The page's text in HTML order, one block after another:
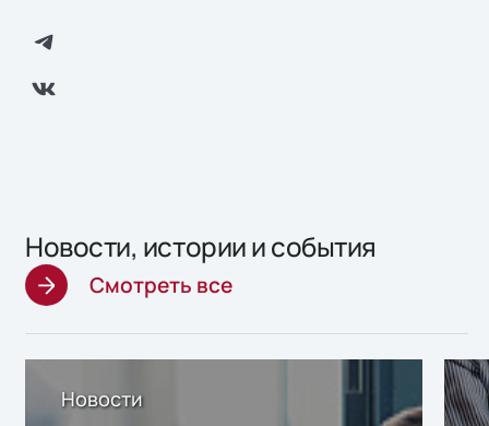
Новости, истории и события
Смотреть все
Новости